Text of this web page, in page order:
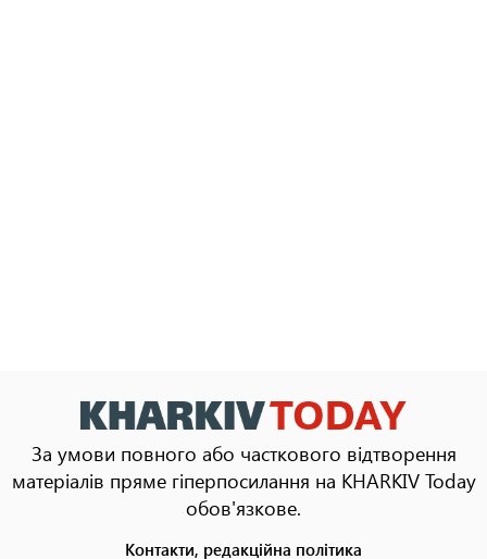
За умови повного або часткового відтворення
матеріалів пряме гіперпосилання на KHARKIV Today
обов'язкове.
Контакти, редакційна політика